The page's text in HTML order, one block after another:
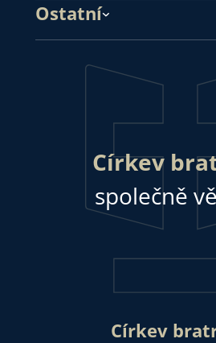
Ostatní
Církev
společně
Církev